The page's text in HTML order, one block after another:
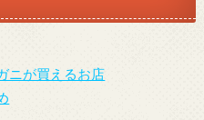
ニが買えるお店